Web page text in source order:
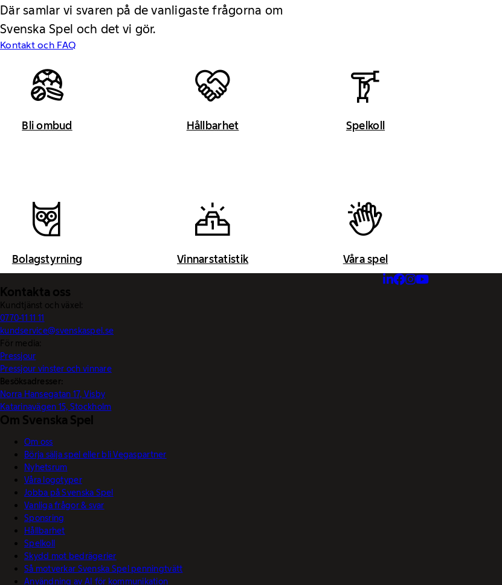
Där samlar vi svaren på de vanligaste frågorna om
Svenska Spel och det vi gör.
Kontakt och FAQ
Bli ombud Hållbarhet Spelkoll
Bolagstyrning Vinnarstatistik Våra spel
Kontakta oss
Kundtjänst och växel:
0770-11 11 11
kundservice@svenskaspel.se
För media:
Pressjour
Pressjour vinster och vinnare
Besöksadresser:
Norra Hansegatan 17, Visby
Katarinavägen 15, Stockholm
Om Svenska Spel
Om oss
Börja sälja spel eller bli Vegaspartner
Nyhetsrum
Våra logotyper
Jobba på Svenska Spel
Vanliga frågor & svar
Sponsring
Hållbarhet
Spelkoll
Skydd mot bedrägerier
Så motverkar Svenska Spel penningtvätt
Användning av AI för kommunikation